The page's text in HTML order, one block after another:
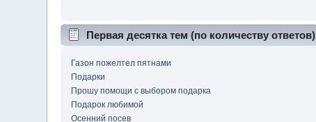
Первая десятка тем (по количеству ответов)
Газон пожелтел пятнами
Подарки
Прошу помощи с выбором подарка
Подарок любимой
Осенний посев